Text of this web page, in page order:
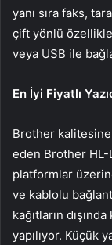
yanı sıra faks,
çift yönlü
veya USB ile
En İyi Fiyatlı
Brother
eden Brother HL-
platformlar
ve kablolu
kağıtların
yapılıyor. Küçük